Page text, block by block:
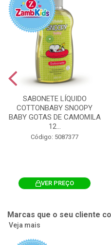
SABONETE LÍQUIDO
COTTONBABY SNOOPY
BABY GOTAS DE CAMOMILA
12...
Código: 5087377
VER PREÇO
Marcas que o seu cliente
Veja mais